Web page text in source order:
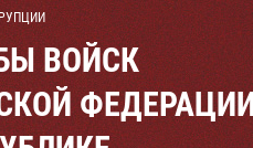
ВОЙСК